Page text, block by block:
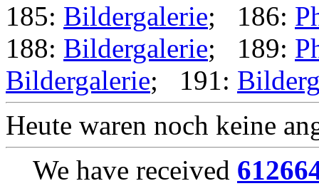
185: Bildergalerie; 186:
188: Bildergalerie; 189:
Bildergalerie; 191:
Heute waren noch keine
We have received